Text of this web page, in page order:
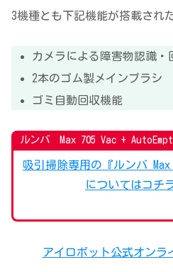
3機種とも下記機能が搭載され
カメラによる障害物認識・
2本のゴム製メインブラシ
ゴミ自動回収機能
ルンバ Max 705 Vac +
吸引掃除専用の『ルンバ Max
についてはコチ
アイロボット公式オンラ